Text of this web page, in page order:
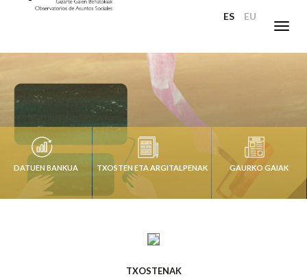
ES
EU
DATUEN BANKUA TXOSTEN ETA ARGITALPENAK GAURKO GAIAK
Txosten eta argitalpenak
TXOSTENAK